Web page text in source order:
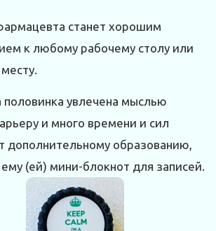
станет хорошим
к любому рабочему столу или
половинка увлечена мыслью
и много времени и сил
дополнительному образованию,
(ей) мини-блокнот для записей.